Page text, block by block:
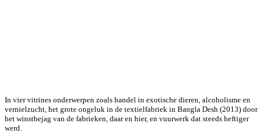
In vier vitrines onderwerpen zoals handel in exotische dieren, alcoholisme en
vernielzucht, het grote ongeluk in de textielfabriek in Bangla Desh (2013) door
het winstbejag van de fabrieken, daar en hier, en vuurwerk dat steeds heftiger
werd.